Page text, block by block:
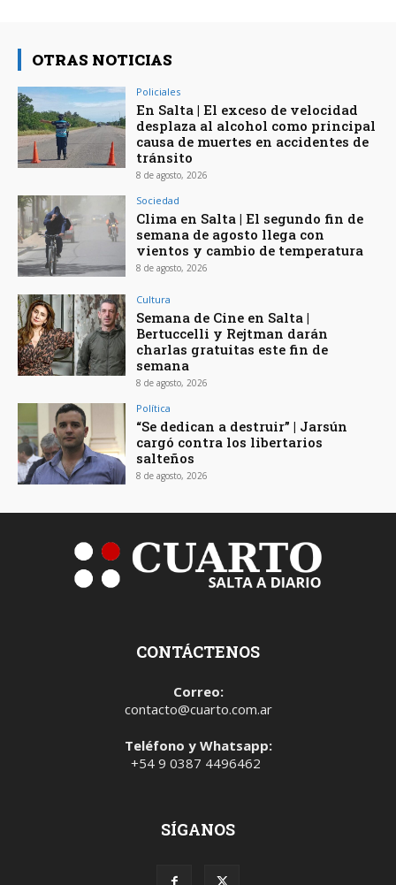
OTRAS NOTICIAS
Policiales
En Salta | El exceso de velocidad
desplaza al alcohol como principal
causa de muertes en accidentes de
tránsito
8 de agosto, 2026
Sociedad
Clima en Salta | El segundo fin de
semana de agosto llega con
vientos y cambio de temperatura
8 de agosto, 2026
Cultura
Semana de Cine en Salta |
Bertuccelli y Rejtman darán
charlas gratuitas este fin de
semana
8 de agosto, 2026
Política
“Se dedican a destruir” | Jarsún
cargó contra los libertarios
salteños
8 de agosto, 2026
CONTÁCTENOS
Correo:
contacto@cuarto.com.ar
Teléfono y Whatsapp:
+54 9 0387 4496462
SÍGANOS